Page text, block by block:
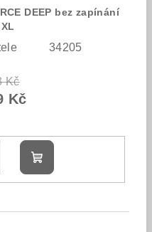
DEEP bez zapínání
34205
Kč
Kč
Do
košíku